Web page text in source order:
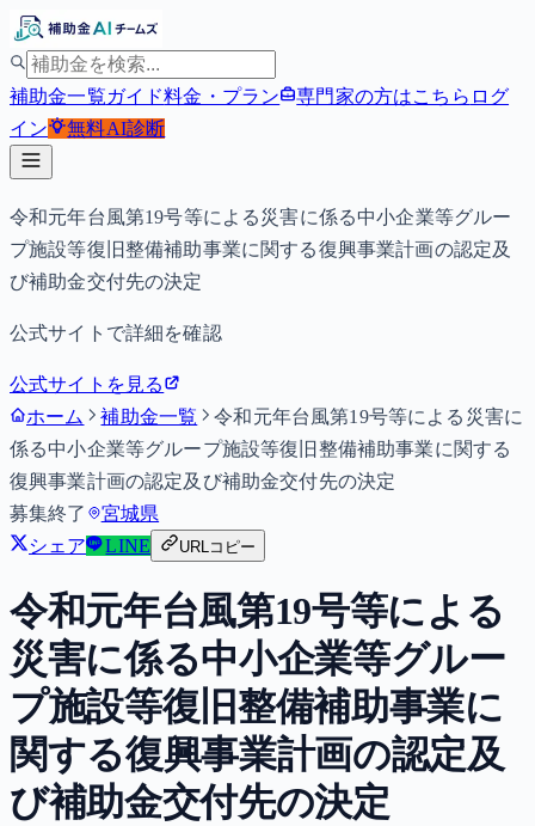
補助金一覧ガイド料金・プラン 専門家の方はこちら ログ
イン
無料AI診断
令和元年台風第19号等による災害に係る中小企業等グルー
プ施設等復旧整備補助事業に関する復興事業計画の認定及
び補助金交付先の決定
公式サイトで詳細を確認
公式サイトを見る
ホーム
補助金一覧
令和元年台風第19号等による災害に
係る中小企業等グループ施設等復旧整備補助事業に関する
復興事業計画の認定及び補助金交付先の決定
募集終了
宮城県
シェア
LINE URLコピー
令和元年台風第19号等による
災害に係る中小企業等グルー
プ施設等復旧整備補助事業に
関する復興事業計画の認定及
び補助金交付先の決定